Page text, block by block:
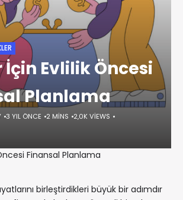
Evlilik Öncesi
Planlama
3 YIL ÖNCE 2 MINS
2,0K VIEWS
Finansal Planlama
birleştirdikleri büyük bir adımdır